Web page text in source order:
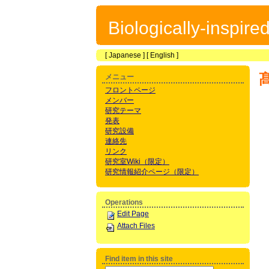
Biologically-
[Japanese ] [ English ]
メニュー
フロントページ
メンバー
研究テーマ
発表
研究設備
連絡先
リンク
研究室Wiki（限定）
研究情報紹介ページ（限定）
Operations
Edit Page
Attach Files
Find item in this site